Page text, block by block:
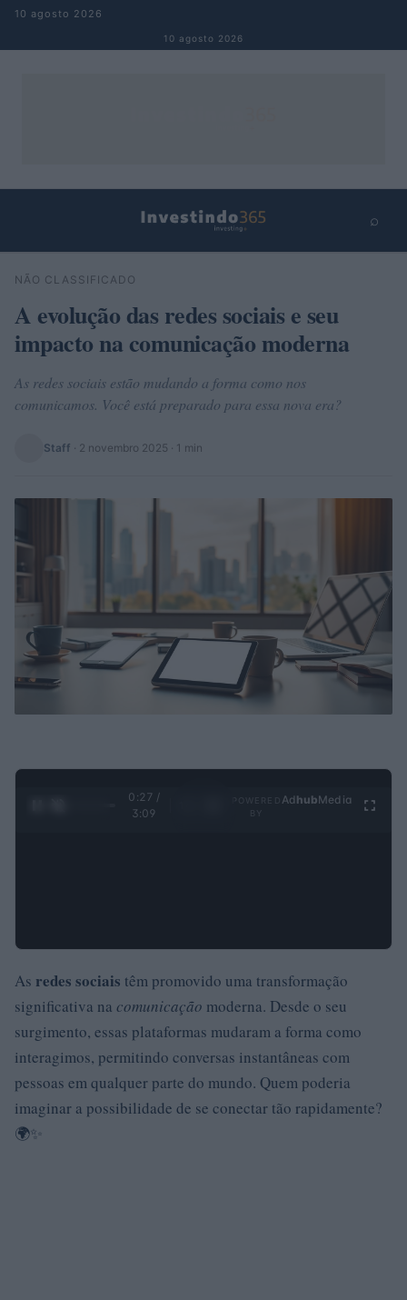
Pular para o conteúdo
10 agosto 2026
10 agosto 2026
⌕
Buscar
NÃO CLASSIFICADO
A evolução das redes sociais e seu
impacto na comunicação moderna
As redes sociais estão mudando a forma como nos
comunicamos. Você está preparado para essa nova era?
Staff · 2 novembro 2025 · 1 min
0:28 /
3:09
Ad hubMedia
As redes sociais têm promovido uma transformação
significativa na comunicação moderna. Desde o seu
surgimento, essas plataformas mudaram a forma como
interagimos, permitindo conversas instantâneas com
pessoas em qualquer parte do mundo. Quem poderia
imaginar a possibilidade de se conectar tão rapidamente?
🌍✨